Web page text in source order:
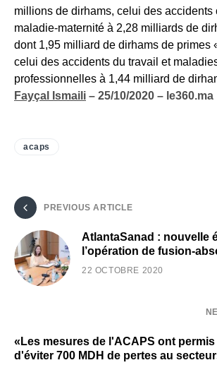
millions de dirhams, celui des accidents
maladie-maternité à 2,28 milliards de
dont 1,95 milliard de dirhams de primes
celui des accidents du travail et
professionnelles à 1,44 milliard de
Fayçal Ismaili – 25/10/2020 – le360.ma
acaps
PREVIOUS ARTICLE
AtlantaSanad : nouvelle
l’opération de fusion-
22 OCTOBRE 2020
«Les mesures de l'ACAPS ont permis
d'éviter 700 MDH de pertes au